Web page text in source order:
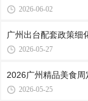
2026-06-02
广州出台配套政策细
2026-05-27
2026广州精品美食
2026-05-25